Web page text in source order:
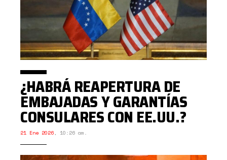
¿HABRÁ REAPERTURA DE
EMBAJADAS Y GARANTÍAS
CONSULARES CON EE.UU.?
21 Ene 2026, 10:26 am.